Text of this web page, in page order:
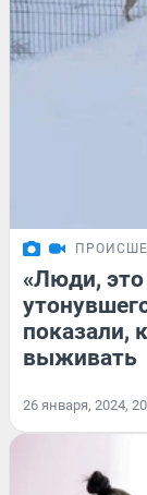
«Люди,
показали,
выживать
26 января, 2024,